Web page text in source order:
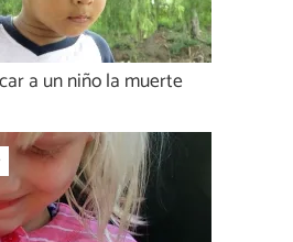
a un niño la muerte